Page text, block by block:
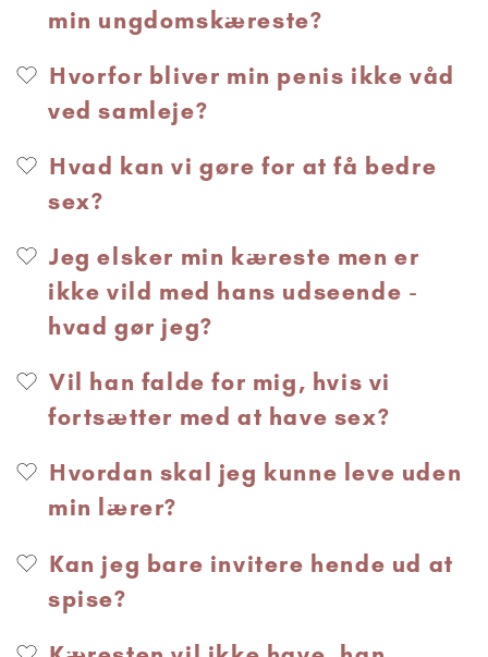
min ungdomskæreste?
Hvorfor bliver min penis ikke våd
ved samleje?
Hvad kan vi gøre for at få bedre
sex?
Jeg elsker min kæreste men er
ikke vild med hans udseende -
hvad gør jeg?
Vil han falde for mig, hvis vi
fortsætter med at have sex?
Hvordan skal jeg kunne leve uden
min lærer?
Kan jeg bare invitere hende ud at
spise?